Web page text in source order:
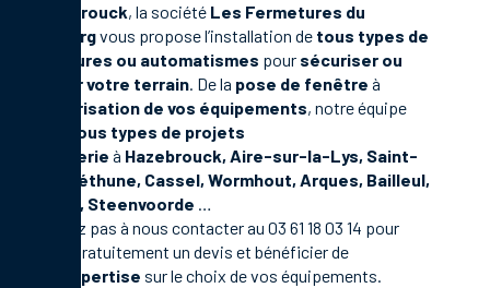
d’Hazebrouck, la société Les Fermetures du
Bonsbergvous propose l’installation de tous types de
fermetures ou automatismes pour sécuriser ou
embellir votre terrain. De la pose de fenêtre à
motorisation de vos équipements, notre équipe
tous types de projets
menuiserie à Hazebrouck, Aire-sur-la-Lys, Saint-
Omer, Béthune, Cassel, Wormhout, Arques, Bailleul,
Merville, Steenvoorde …
N’hésitez pas à nous contacter au 03 61 18 03 14 pour
obtenir gratuitement un devis et bénéficier de
expertise sur le choix de vos équipements.